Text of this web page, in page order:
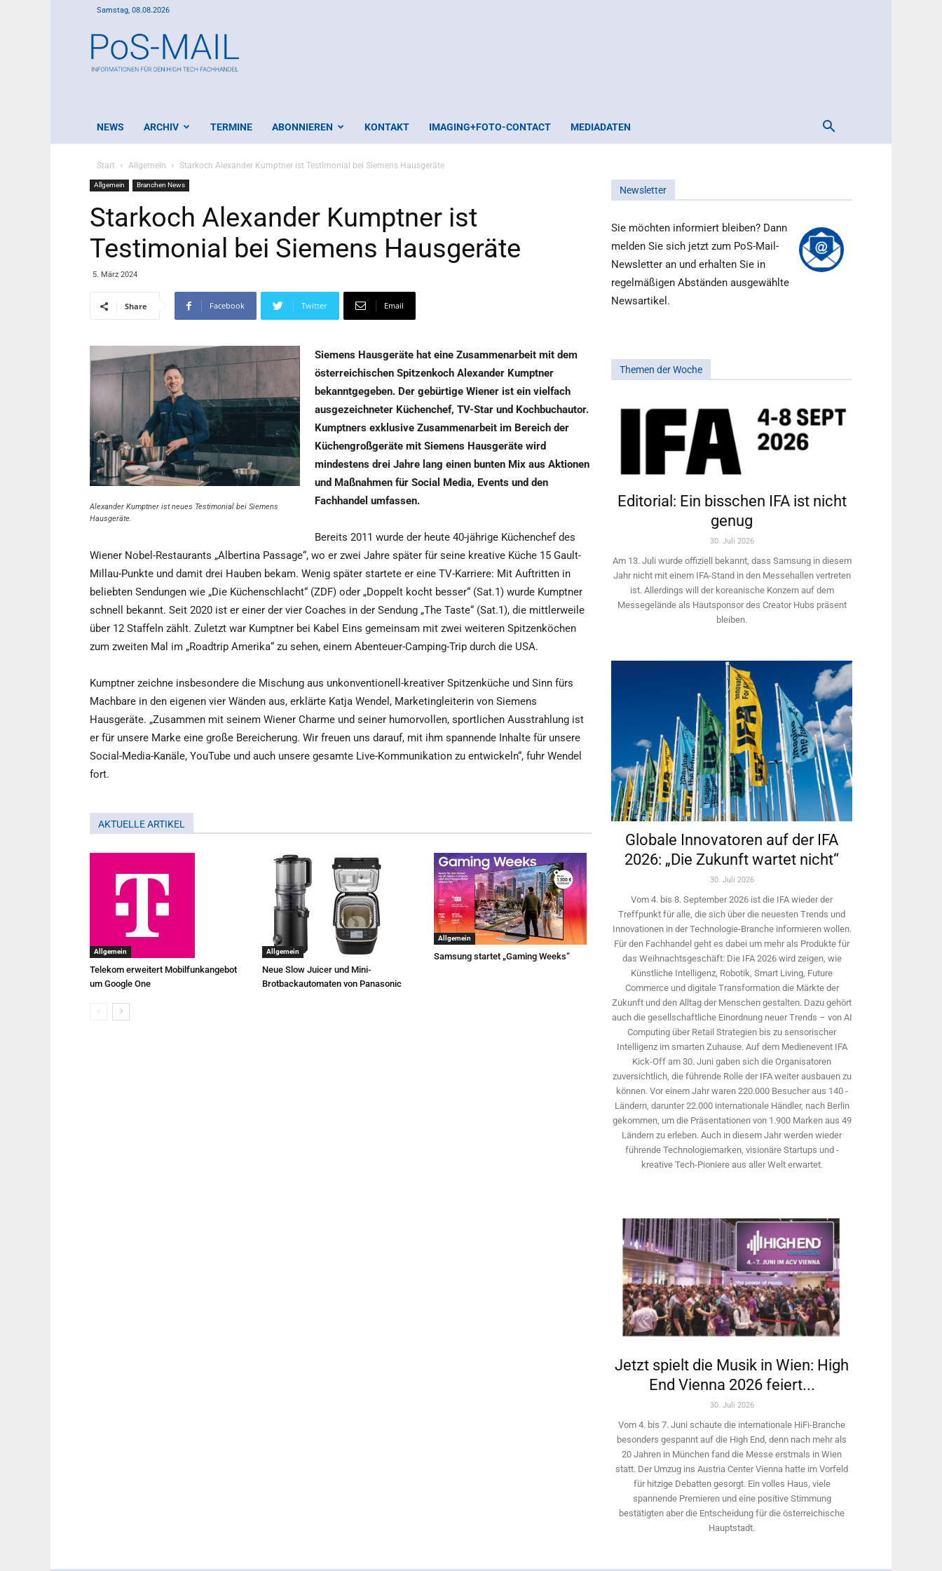
Samstag, 08.08.2026
Mail
NEWS ARCHIV TERMINE ABONNIEREN KONTAKT IMAGING+FOTO-CONTACT MEDIADATEN
Start Allgemein Starkoch Alexander Kumptner ist Testimonial bei Siemens Hausgeräte
Allgemein Branchen News
Starkoch Alexander Kumptner ist
Testimonial bei Siemens Hausgeräte
5. März 2024
Share Facebook Twitter Email
Alexander Kumptner ist neues Testimonial bei Siemens
Hausgeräte.
Siemens Hausgeräte hat eine Zusammenarbeit mit dem
österreichischen Spitzenkoch Alexander Kumptner
bekanntgegeben. Der gebürtige Wiener ist ein vielfach
ausgezeichneter Küchenchef, TV-Star und Kochbuchautor.
Kumptners exklusive Zusammenarbeit im Bereich der
Küchengroßgeräte mit Siemens Hausgeräte wird
mindestens drei Jahre lang einen bunten Mix aus Aktionen
und Maßnahmen für Social Media, Events und den
Fachhandel umfassen.
Bereits 2011 wurde der heute 40-jährige Küchenchef des
Wiener Nobel-Restaurants „Albertina Passage“, wo er zwei Jahre später für seine kreative Küche 15 Gault-
Millau-Punkte und damit drei Hauben bekam. Wenig später startete er eine TV-Karriere: Mit Auftritten in
beliebten Sendungen wie „Die Küchenschlacht“ (ZDF) oder „Doppelt kocht besser“ (Sat.1) wurde Kumptner
schnell bekannt. Seit 2020 ist er einer der vier Coaches in der Sendung „The Taste“ (Sat.1), die mittlerweile
über 12 Staffeln zählt. Zuletzt war Kumptner bei Kabel Eins gemeinsam mit zwei weiteren Spitzenköchen
zum zweiten Mal im „Roadtrip Amerika“ zu sehen, einem Abenteuer-Camping-Trip durch die USA.
Kumptner zeichne insbesondere die Mischung aus unkonventionell-kreativer Spitzenküche und Sinn fürs
Machbare in den eigenen vier Wänden aus, erklärte Katja Wendel, Marketingleiterin von Siemens
Hausgeräte. „Zusammen mit seinem Wiener Charme und seiner humorvollen, sportlichen Ausstrahlung ist
er für unsere Marke eine große Bereicherung. Wir freuen uns darauf, mit ihm spannende Inhalte für unsere
Social-Media-Kanäle, YouTube und auch unsere gesamte Live-Kommunikation zu entwickeln“, fuhr Wendel
fort.
AKTUELLE ARTIKEL
Allgemein
Telekom erweitert Mobilfunkangebot
um Google One
Allgemein
Neue Slow Juicer und Mini-
Brotbackautomaten von Panasonic
Allgemein
Samsung startet „Gaming Weeks“
Newsletter
Sie möchten informiert bleiben? Dann
melden Sie sich jetzt zum PoS-Mail-
Newsletter an und erhalten Sie in
regelmäßigen Abständen ausgewählte
Newsartikel.
Themen der Woche
Editorial: Ein bisschen IFA ist nicht
genug
30. Juli 2026
Am 13. Juli wurde offiziell bekannt, dass Samsung in diesem
Jahr nicht mit einem IFA-Stand in den Messehallen vertreten
ist. Allerdings will ­der koreanische Konzern auf dem
Messegelände als Hautsponsor des Creator Hubs präsent
bleiben.
Globale Innovatoren auf der IFA
2026: „Die Zukunft wartet nicht“
30. Juli 2026
Vom 4. bis 8. September 2026 ist die IFA wieder der
Treffpunkt für alle, die sich über die neuesten Trends und
Innovationen in der Technologie-­Branche informieren wollen.
Für den Fachhandel geht es dabei um mehr als Produkte für
das Weihnachtsgeschäft: Die IFA 2026 wird ­zeigen, wie
Künstliche Intelligenz, Robotik, Smart Living, Future
Commerce und digitale Trans­formation die Märkte der
Zukunft und den Alltag der Menschen gestalten. Dazu gehört
auch die gesellschaftliche Einordnung neuer Trends – von AI
Computing über Retail Strategien bis zu sensorischer
Intelligenz im smarten Zuhause. Auf dem Medien­event IFA
Kick-Off am 30. Juni gaben sich die Organisatoren
zuversichtlich, die führende Rolle der IFA weiter ausbauen zu
können. Vor einem Jahr ­waren 220.000 Besucher aus 140 ­
Ländern, ­darunter 22.000 internationale Händler, nach Berlin
gekommen, um die Präsen­tationen von 1.900 Marken aus 49
Ländern zu erleben. Auch in diesem Jahr werden wieder
führende Technologiemarken, visionäre Startups und ­
kreative Tech-Pioniere aus aller Welt erwartet.
Jetzt spielt die Musik in Wien: High
End Vienna 2026 feiert...
30. Juli 2026
Vom 4. bis 7. Juni schaute die internationale HiFi-Branche
besonders gespannt auf die High End, denn nach mehr als
20 Jahren in München fand die Messe erstmals in Wien
statt. Der Umzug ins Austria Center Vienna hatte im Vorfeld
für hitzige Debatten gesorgt. Ein volles Haus, viele
spannende Premieren und eine positive Stimmung
bestätigten aber die Entscheidung für die österreichische
Hauptstadt.